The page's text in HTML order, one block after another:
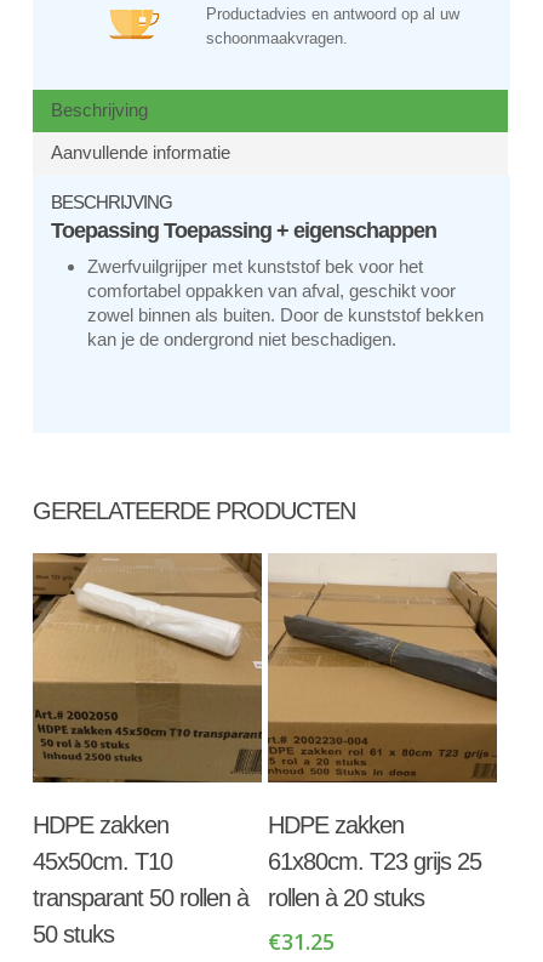
Productadvies en antwoord op al uw
schoonmaakvragen.
Beschrijving
Aanvullende informatie
BESCHRIJVING
Toepassing Toepassing + eigenschappen
Zwerfvuilgrijper met kunststof bek voor het
comfortabel oppakken van afval, geschikt voor
zowel binnen als buiten. Door de kunststof bekken
kan je de ondergrond niet beschadigen.
GERELATEERDE PRODUCTEN
Winkelwagen
HDPE zakken
45x50cm. T10
transparant 50 rollen à
50 stuks
Winkelwagen
HDPE zakken
61x80cm. T23 grijs 25
rollen à 20 stuks
€31.25